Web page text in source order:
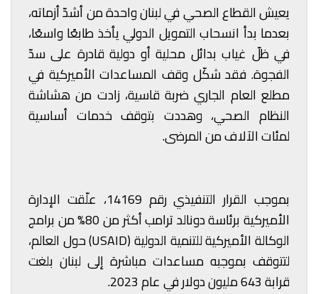
يعيش القطاع الصحي في لبنان واحدة من أشدّ أزماته،
بعدما بدأ انسحاب التمويل الدولي يأخذ طابعًا واسعًا،
في ظلّ غياب بدائل محلية أو دولية قادرة على سدّ
الفجوة. فقد شكّل وقف المساعدات الأميركية في
مطلع العام الجاري ضربة قاسية، زادت من هشاشة
النظام الصحي، وهددت بتوقف خدمات أساسية
لمئات الآلاف من المرضى.
بموجب القرار التنفيذي رقم 14169، علّقت الإدارة
الأميركية برئاسة دونالد ترامب أكثر من 80% من برامج
الوكالة الأميركية للتنمية الدولية (USAID) حول العالم،
لتتوقف بموجبه مساعدات مباشرة إلى لبنان بلغت
قرابة 643 مليون دولار في عام 2023.